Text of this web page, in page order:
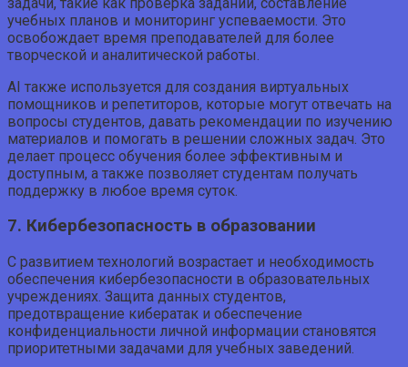
учебных планов и мониторинг успеваемости. Это
освобождает время преподавателей для более
творческой и аналитической работы.
AI также используется для создания виртуальных
помощников и репетиторов, которые могут отвечать на
вопросы студентов, давать рекомендации по изучению
материалов и помогать в решении сложных задач. Это
делает процесс обучения более эффективным и
доступным, а также позволяет студентам получать
поддержку в любое время суток.
7. Кибербезопасность в образовании
С развитием технологий возрастает и необходимость
обеспечения кибербезопасности в образовательных
учреждениях. Защита данных студентов,
предотвращение кибератак и обеспечение
конфиденциальности личной информации становятся
приоритетными задачами для учебных заведений.